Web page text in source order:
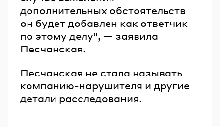
дополнительных обстоятельств
он будет добавлен как ответчик
по этому делу", — заявила
Песчанская.
Песчанская не стала называть
компанию-нарушителя и другие
детали расследования.